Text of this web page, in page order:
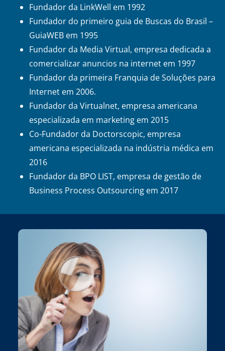
Fundador da LinkWell em 1992
Fundador do primeiro guia de Buscas do Brasil –
GuiaWEB em 1995
Fundador da Media Virtual, empresa dedicada a
comercializar anuncios na internet em 1997
Fundador da primeira Franquia de Soluções para
Internet em 2006.
Fundador da Virtualnet, empresa americana
especializada em marketing em 2015
Co-Fundador da Doctorscopic, empresa
americana especializada na indústria médica em
2016
Fundador da BPO LIST, empresa de gestão de
Business Process Outsourcing em 2017